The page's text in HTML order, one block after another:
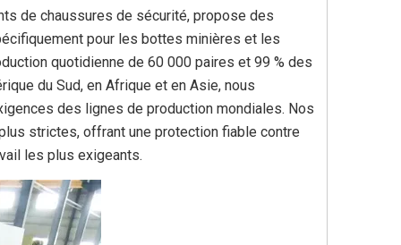
de chaussures de sécurité, propose des
pour les bottes minières et les
quotidienne de 60 000 paires et 99 % des
du Sud, en Afrique et en Asie, nous
des lignes de production mondiales. Nos
strictes, offrant une protection fiable contre
les plus exigeants.